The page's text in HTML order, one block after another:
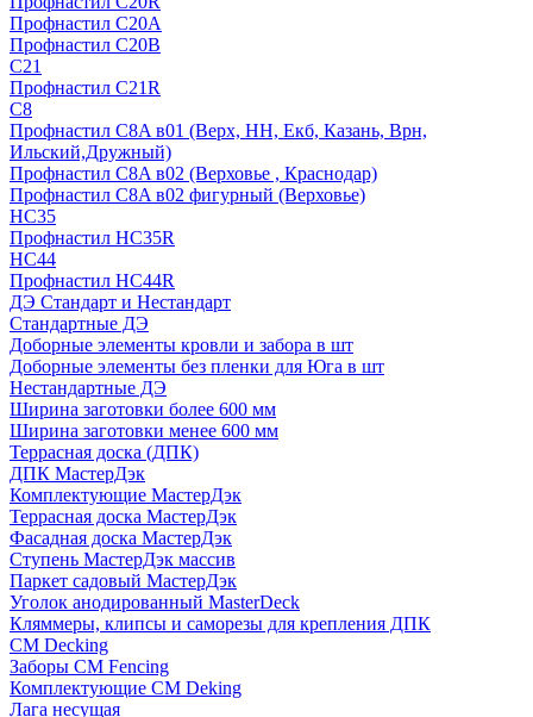
Профнастил С20А
Профнастил С20В
C21
Профнастил С21R
C8
Профнастил С8A в01 (Верх, НН, Екб, Казань, Врн,
Ильский,Дружный)
Профнастил С8A в02 (Верховье , Краснодар)
Профнастил С8A в02 фигурный (Верховье)
HС35
Профнастил HC35R
НС44
Профнастил НС44R
ДЭ Стандарт и Нестандарт
Стандартные ДЭ
Доборные элементы кровли и забора в шт
Доборные элементы без пленки для Юга в шт
Нестандартные ДЭ
Ширина заготовки более 600 мм
Ширина заготовки менее 600 мм
Террасная доска (ДПК)
ДПК МастерДэк
Комплектующие МастерДэк
Террасная доска МастерДэк
Фасадная доска МастерДэк
Ступень МастерДэк массив
Паркет садовый МастерДэк
Уголок анодированный MasterDeck
Кляммеры, клипсы и саморезы для крепления ДПК
CM Decking
Заборы CM Fencing
Комплектующие CM Deking
Лага несущая